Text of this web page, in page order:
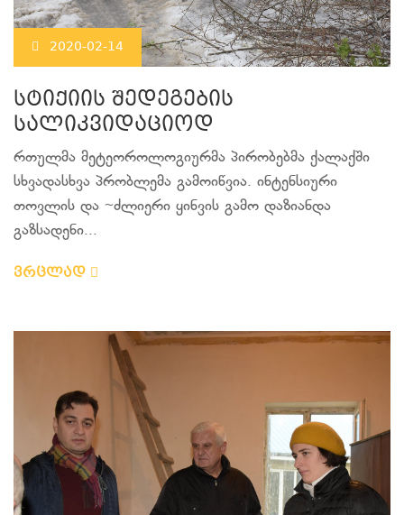
2020-02-14
სტიქიის შედეგების
სალიკვიდაციოდ
რთულმა მეტეოროლოგიურმა პირობებმა ქალაქში
სხვადასხვა პრობლემა გამოიწვია. ინტენსიური
თოვლის და ~ძლიერი ყინვის გამო დაზიანდა
გაზსადენი...
ვრცლად